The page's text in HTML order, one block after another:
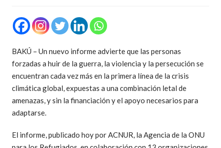
BAKÚ – Un nuevo informe advierte que las personas
forzadas a huir de la guerra, la violencia y la persecución se
encuentran cada vez más en la primera línea de la crisis
climática global, expuestas a una combinación letal de
amenazas, y sin la financiación y el apoyo necesarios para
adaptarse.
El informe, publicado hoy por ACNUR, la Agencia de la ONU